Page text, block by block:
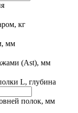
кг
мм
(Ast), мм
L, глубина
полок, мм